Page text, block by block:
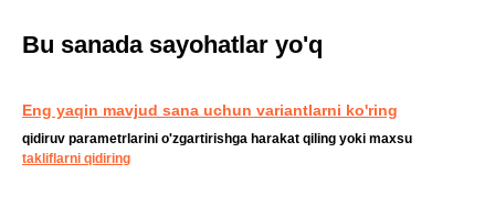
Bu sanada sayohatlar yo'q
Eng yaqin mavjud sana uchun variantlarni ko'ring
qidiruv parametrlarini o'zgartirishga harakat qiling yoki maxsu
takliflarni qidiring